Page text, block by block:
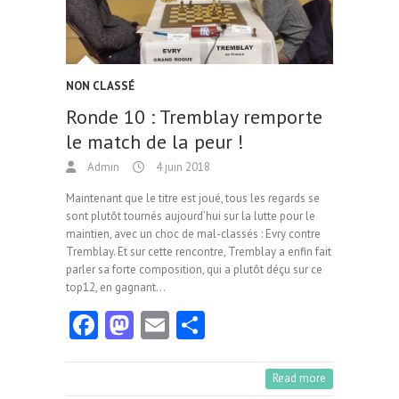
NON CLASSÉ
Ronde 10 : Tremblay remporte
le match de la peur !
Admin 4 juin 2018
Maintenant que le titre est joué, tous les regards se
sont plutôt tournés aujourd’hui sur la lutte pour le
maintien, avec un choc de mal-classés : Evry contre
Tremblay. Et sur cette rencontre, Tremblay a enfin fait
parler sa forte composition, qui a plutôt déçu sur ce
top12, en gagnant…
Fa
ce
M
as
E
m rt
Read more